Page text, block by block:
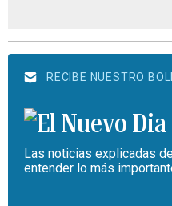
RECIBE NUESTRO
Las noticias explicadas
entender lo más